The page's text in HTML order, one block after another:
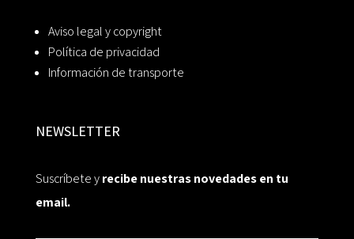
Aviso legal y copyright
Política de privacidad
Información de transporte
NEWSLETTER
Suscríbete yrecibe nuestras novedades en tu
email.